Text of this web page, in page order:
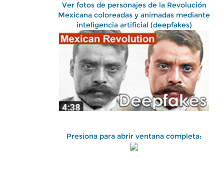
Ver fotos de personajes de la Revolución
Mexicana coloreadas y animadas mediante
inteligencia artificial (deepfakes)
Presiona para abrir ventana completa: